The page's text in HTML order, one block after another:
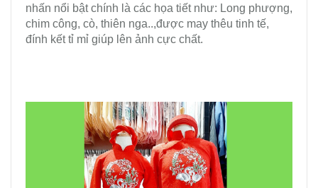
nhấn nổi bật chính là các họa tiết như: Long phượng,
chim công, cò, thiên nga..,được may thêu tinh tế,
đính kết tỉ mỉ giúp lên ảnh cực chất.